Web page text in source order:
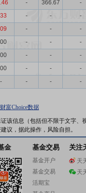
- 366.67 -
- - -
- - -
- - -
- - -
- - -
- - - -
富Choice数据
该信息（包括但不限于文字
议，据此操作，风险自担。
金 基金交易
基金开户
基金交易
活期宝
关注
天
天